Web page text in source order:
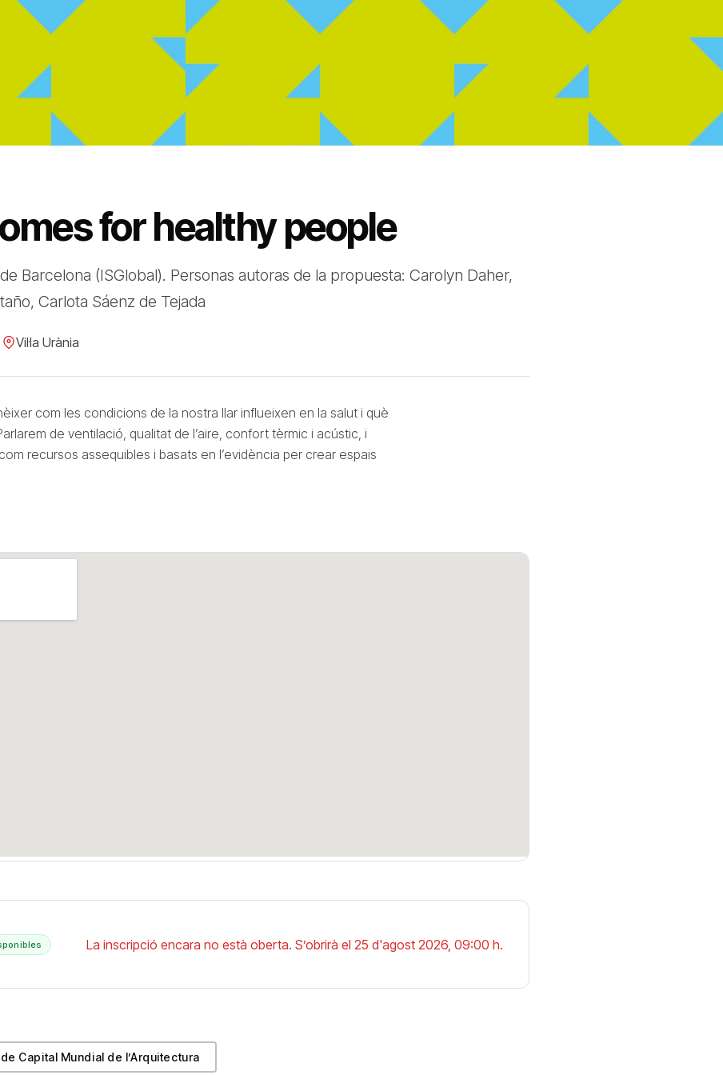
for healthy people
Barcelona (ISGlobal). Personas autoras de la propuesta: Carolyn Daher,
Carlota Sáenz de Tejada
Vil·la Urània
com les condicions de la nostra llar influeixen en la salut i què
de ventilació, qualitat de l’aire, confort tèrmic i acústic, i
recursos assequibles i basats en l’evidència per crear espais
La inscripció encara no està oberta. S’obrirà el 25 d'agost 2026, 09:00 h.
Capital Mundial de l’Arquitectura